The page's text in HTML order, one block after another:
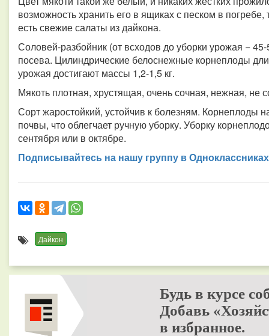
возможность хранить его в ящиках с песком в
есть свежие салаты из дайкона.
Соловей-разбойник (от всходов до уборки урожая −
посева. Цилиндрические белоснежные корнеплоды
урожая достигают массы 1,2-1,5 кг.
Мякоть плотная, хрустящая, очень сочная, нежная, не
Сорт жаростойкий, устойчив к болезням. Корнеплоды
почвы, что облегчает ручную уборку. Уборку
сентября или в октябре.
Подписывайтесь на нашу группу в Одноклассниках
Дайкон
Будь в курсе
Добавь
в избранное.